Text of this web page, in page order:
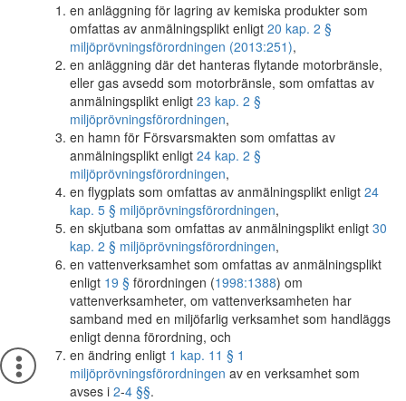
en anläggning för lagring av kemiska produkter som
omfattas av anmälningsplikt enligt 20 kap. 2 §
miljöprövningsförordningen (2013:251),
en anläggning där det hanteras flytande motorbränsle,
eller gas avsedd som motorbränsle, som omfattas av
anmälningsplikt enligt 23 kap. 2 §
miljöprövningsförordningen,
en hamn för Försvarsmakten som omfattas av
anmälningsplikt enligt 24 kap. 2 §
miljöprövningsförordningen,
en flygplats som omfattas av anmälningsplikt enligt 24
kap. 5 § miljöprövningsförordningen,
en skjutbana som omfattas av anmälningsplikt enligt 30
kap. 2 § miljöprövningsförordningen,
en vattenverksamhet som omfattas av anmälningsplikt
enligt 19 § förordningen (1998:1388) om
vattenverksamheter, om vattenverksamheten har
samband med en miljöfarlig verksamhet som handläggs
enligt denna förordning, och
en ändring enligt 1 kap. 11 § 1
miljöprövningsförordningen av en verksamhet som
avses i 2-4 §§.